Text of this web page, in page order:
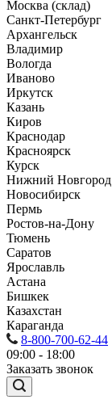
Москва (склад)
Санкт-Петербург
Архангельск
Владимир
Вологда
Иваново
Иркутск
Казань
Киров
Краснодар
Красноярск
Курск
Нижний Новгород
Новосибирск
Пермь
Ростов-на-Дону
Тюмень
Саратов
Ярославль
Астана
Бишкек
Казахстан
Караганда
8-800-700-62-44
09:00 - 18:00
Заказать звонок